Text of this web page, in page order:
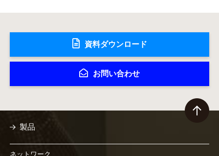
資料ダウンロード
お問い合わせ
製品
ネットワーク